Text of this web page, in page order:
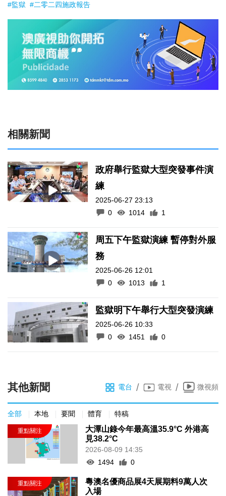
#監獄 #二零二四施政報告
相關新聞
政府舉行監獄大型突發事件演
練
2025-06-27 23:13
0
1014 1
周五下午監獄演練 暫停對外服
務
2025-06-26 12:01
0
1013 1
監獄明下午舉行大型突發演練
2025-06-26 10:33
0
1451 0
其他新聞 電台 / 電視 / 微視頻
全部 本地 要聞 體育 特稿
大潭山錄今年最高溫35.9°C 外港高
見38.2°C
2026-08-09 14:35
1494
0
粵澳名優商品展4天展期料9萬人次
入場